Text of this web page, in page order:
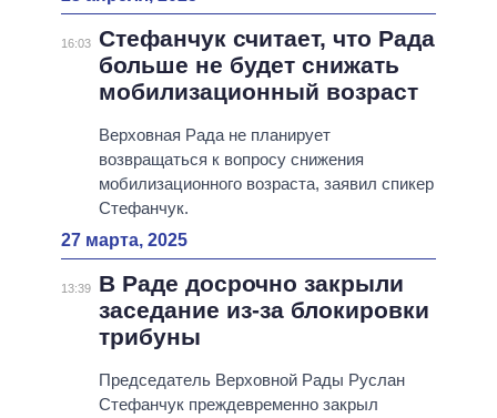
16:03 Стефанчук считает, что Рада
больше не будет снижать
мобилизационный возраст
Верховная Рада не планирует
возвращаться к вопросу снижения
мобилизационного возраста, заявил спикер
Стефанчук.
27 марта, 2025
13:39
В Раде досрочно закрыли
заседание из-за блокировки
трибуны
Председатель Верховной Рады Руслан
Стефанчук преждевременно закрыл